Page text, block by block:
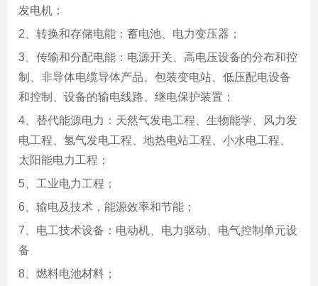
发电机；
2、转换和存储电能：蓄电池、电力变压器；
3、传输和分配电能：电源开关、高电压设备的分布和控
制、非导体电缆导体产品、包装变电站、低压配电设备
和控制、设备的输电线路、继电保护装置；
4、替代能源电力：天然气发电工程、生物能学、风力发
电工程、氢气发电工程、地热电站工程、小水电工程、
太阳能电力工程；
5、工业电力工程；
6、输电及技术，能源效率和节能；
7、电工技术设备：电动机、电力驱动、电气控制单元设
备
8、燃料电池材料；